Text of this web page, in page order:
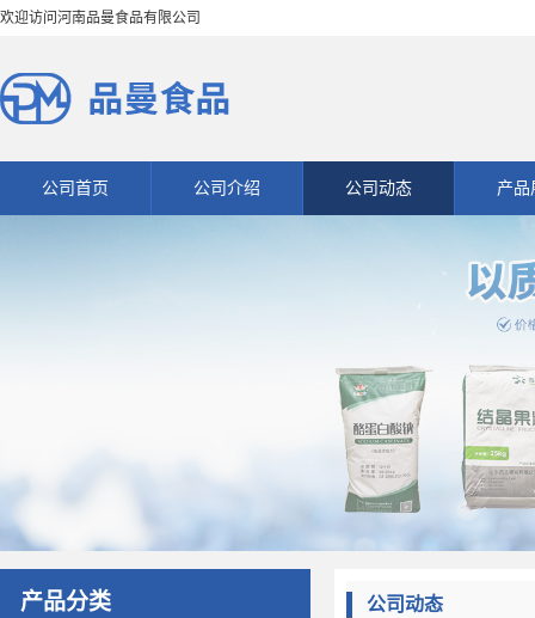
欢迎访问河南品曼食品有限公司
公司首页 公司介绍 公司动态 产品
产品分类 公司动态